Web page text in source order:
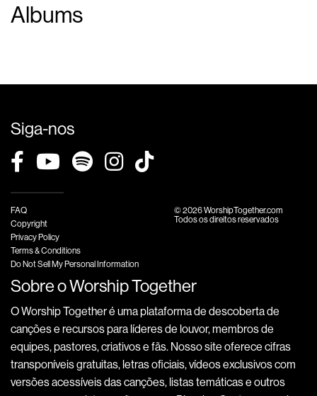
Albums
Siga-nos
FAQ
Copyright
Privacy Policy
Terms & Conditions
Do Not Sell My Personal Information
© 2026 WorshipTogether.com
Todos os direitos reservados
Sobre o Worship Together
O Worship Together é uma plataforma de descoberta de
canções e recursos para líderes de louvor, membros de
equipes, pastores, criativos e fãs. Nosso site oferece cifras
transponíveis gratuitas, letras oficiais, vídeos exclusivos com
versões acessíveis das canções, listas temáticas e outros